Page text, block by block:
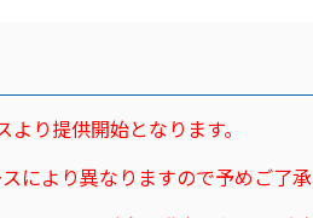
り提供開始となります。
により異なりますので予めご了承